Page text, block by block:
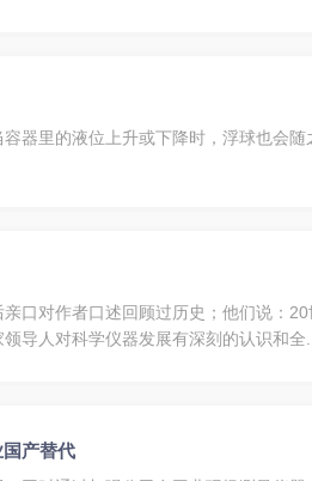
器里的液位上升或下降时，浮球也会
口对作者口述回顾过历史；他们说：
导人对科学仪器发展有深刻的认识和全...
产替代